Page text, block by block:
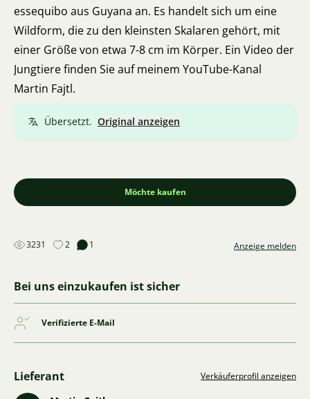
essequibo aus Guyana an. Es handelt sich um eine
Wildform, die zu den kleinsten Skalaren gehört, mit
einer Größe von etwa 7-8 cm im Körper. Ein Video der
Jungtiere finden Sie auf meinem YouTube-Kanal
Martin Fajtl.
Übersetzt. Original anzeigen
Möchte kaufen
3231 2 1 Anzeige melden
Bei uns einzukaufen ist sicher
Verifizierte E-Mail
Lieferant Verkäuferprofil anzeigen